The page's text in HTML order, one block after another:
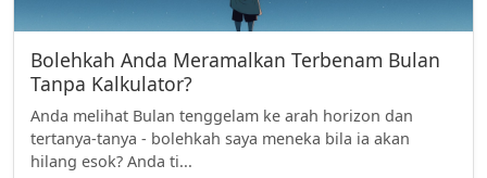
Bolehkah Anda Meramalkan Terbenam Bulan
Tanpa Kalkulator?
Anda melihat Bulan tenggelam ke arah horizon dan
tertanya-tanya - bolehkah saya meneka bila ia akan
hilang esok? Anda ti...